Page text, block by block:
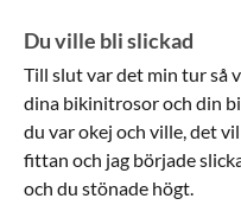
Du ville bli slickad
Till slut var det min tur så
dina bikinitrosor och din
du var okej och ville, det
fittan och jag började
och du stönade högt.